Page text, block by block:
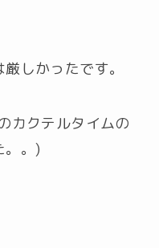
しかったです。
カクテルタイムの
。。)